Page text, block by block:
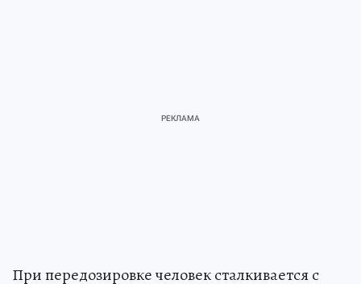
При передозировке человек сталкивается с